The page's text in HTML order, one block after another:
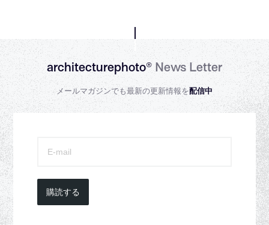
architecturephoto®News Letter
メールマガジンでも最新の更新情報を配信中
購読する